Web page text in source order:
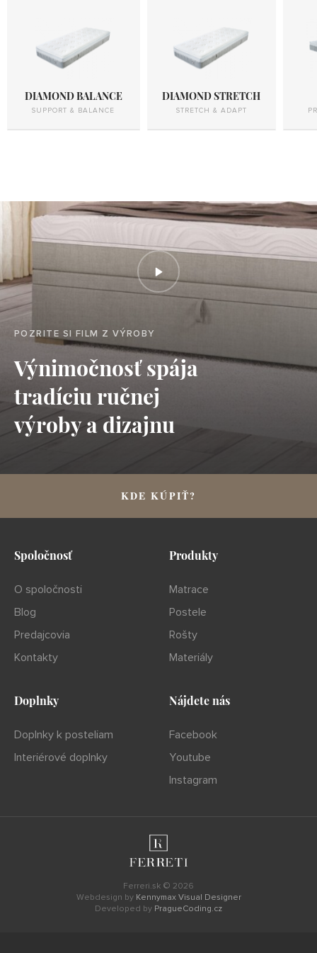
DIAMOND BALANCE
SUPPORT & BALANCE
DIAMOND STRETCH
STRETCH & ADAPT
POZRITE SI FILM Z VÝROBY
Výnimočnosť spája
tradíciu ručnej
výroby a dizajnu
KDE KÚPIŤ?
Spoločnosť
O spoločnosti
Blog
Predajcovia
Kontakty
Produkty
Matrace
Postele
Rošty
Materiály
Doplnky
Doplnky k posteliam
Interiérové doplnky
Nájdete nás
Facebook
Youtube
Instagram
Ferreri.sk © 2026
Webdesign by Kennymax Visual Designer
Developed by PragueCoding.cz